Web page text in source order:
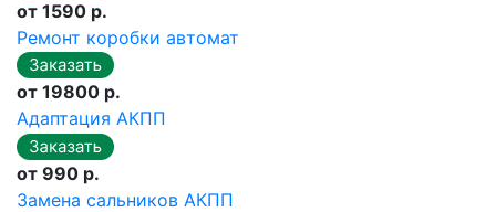
от 1590 р.
Ремонт коробки автомат
от 19800 р.
Адаптация АКПП
от 990 р.
Замена сальников АКПП